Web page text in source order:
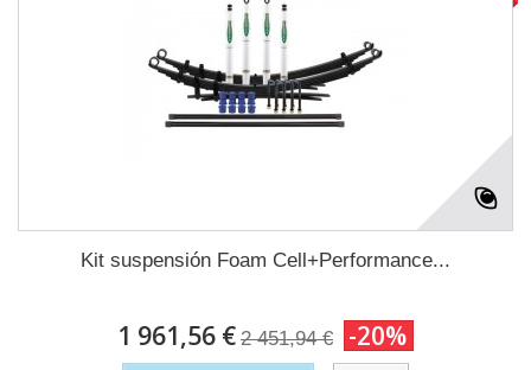
Kit suspensión Foam Cell+Performance...
1 961,56 € 2 451,94 € -20%